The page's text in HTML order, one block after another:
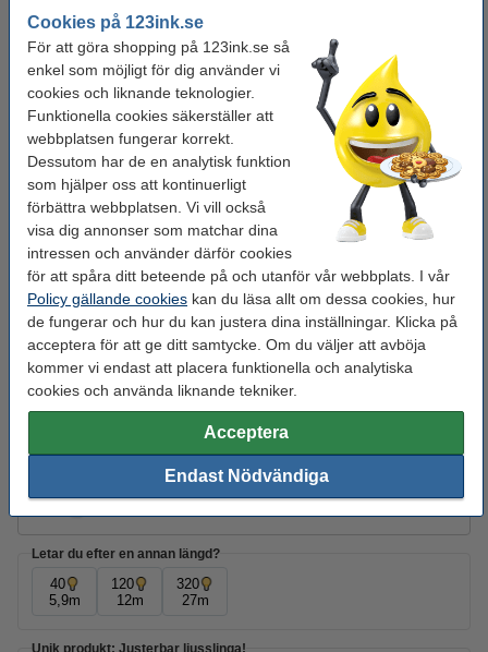
Cookies på 123ink.se
För att göra shopping på 123ink.se så
enkel som möjligt för dig använder vi
cookies och liknande teknologier.
Funktionella cookies säkerställer att
webbplatsen fungerar korrekt.
Dessutom har de en analytisk funktion
som hjälper oss att kontinuerligt
förbättra webbplatsen. Vi vill också
visa dig annonser som matchar dina
intressen och använder därför cookies
för att spåra ditt beteende på och utanför vår webbplats. I vår
Policy gällande cookies kan du läsa allt om dessa cookies, hur
de fungerar och hur du kan justera dina inställningar. Klicka på
acceptera för att ge ditt samtycke. Om du väljer att avböja
kommer vi endast att placera funktionella och analytiska
cookies och använda liknande tekniker.
Acceptera
Endast Nödvändiga
Ljusfärg:
Glöm inte att beställa grenuttag och förlängningssladd!
Grenuttag 2m | 5 uttag + USB | svart | 123ink
215 kr
​​​​​​​​​​​​​​​​​​​​​Förlängningssladd 10m svart (utomhus)
295 kr
Glöm inte att beställa!
Vinda för ljusslingor | svart
30 kr
Öppningsbara buntband för ljusslingor | 10st
25 kr
S-krokar för ljusslingor | 24st
25 kr
Letar du efter en annan längd?
40
5,9m
120
12m
320
27m
Unik produkt: Justerbar ljusslinga!